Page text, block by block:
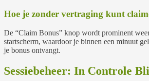
Hoe je zonder vertraging kunt
De “Claim Bonus” knop wordt prominent
startscherm, waardoor je binnen een minuut
je bonus ontvangt.
Sessiebeheer: In Controle